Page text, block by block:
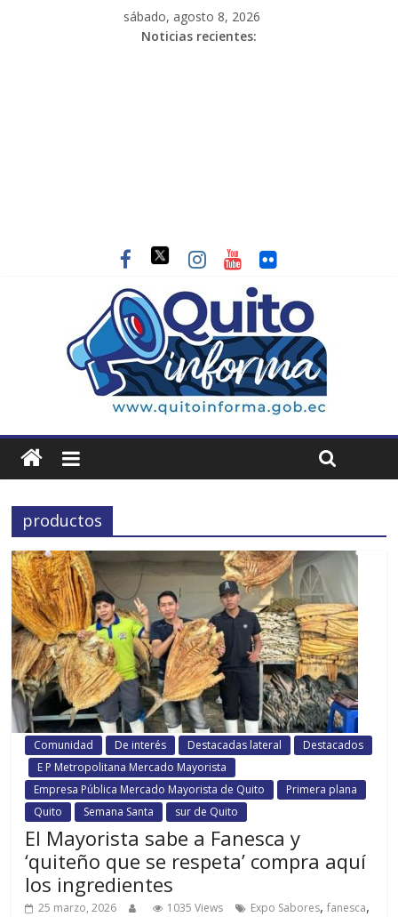
sábado, agosto 8, 2026
Noticias recientes:
productos
Comunidad De interés Destacadas lateral
Destacados
E P Metropolitana Mercado Mayorista
Empresa Pública Mercado Mayorista de Quito
Primera plana
Quito
Semana Santa sur de Quito
El Mayorista sabe a Fanesca y
‘quiteño que se respeta’ compra aquí
los ingredientes
25 marzo, 2026 1035 Views Expo Sabores,fanesca,